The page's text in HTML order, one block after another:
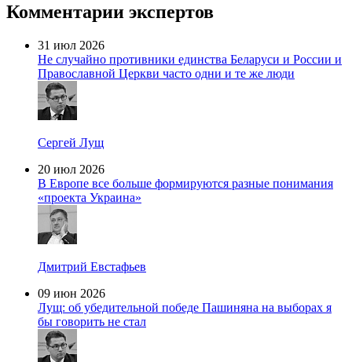
Комментарии экспертов
31 июл 2026
Не случайно противники единства Беларуси и России и
Православной Церкви часто одни и те же люди
Сергей Лущ
20 июл 2026
В Европе все больше формируются разные понимания
«проекта Украина»
Дмитрий Евстафьев
09 июн 2026
Лущ: об убедительной победе Пашиняна на выборах я
бы говорить не стал